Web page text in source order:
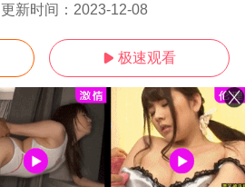
更新时间： 2023-12-08
 极速观看